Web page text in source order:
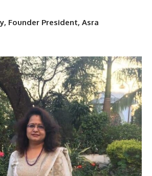
Founder President, Asra